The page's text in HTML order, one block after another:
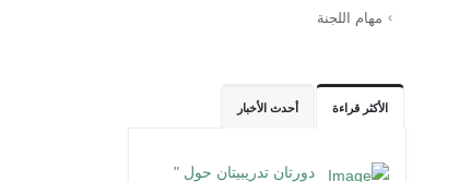
مهام اللجنة
الأكثر قراءة أحدث الأخبار
دورتان تدريبيتان حول "